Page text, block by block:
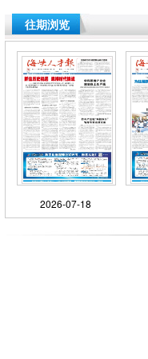
往期浏览
2026-07-18